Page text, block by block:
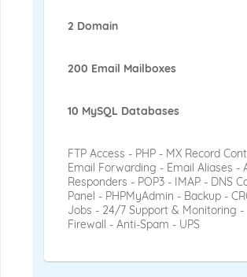
2 Domain
200 Email Mailboxes
10 MySQL Databases
FTP Access - PHP - MX Record
Email Forwarding - Email Aliases -
Responders - POP3 - IMAP - DNS
Panel - PHPMyAdmin - Backup -
Jobs - 24/7 Support & Monitoring -
Firewall - Anti-Spam - UPS